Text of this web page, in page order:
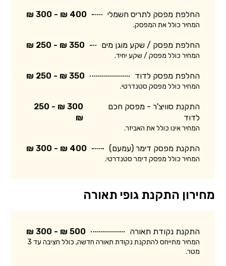
החלפת מפסק לתריס חשמלי 400 ₪ - 300 ₪
המחיר כולל את המפסק.
החלפת מפסק / שקע מוגן מים 350 ₪ - 250 ₪
המחיר כולל מפסק / שקע יחיד.
החלפת מפסק לדוד 350 ₪ - 250 ₪
המחיר כולל מפסק סטנדרטי.
התקנת סוויצ'ר - מפסק חכם
לדוד
300 ₪ - 250
₪
המחיר אינו כולל את האביזר.
התקנת מפסק דימר (עמעם) 400 ₪ - 300 ₪
המחיר כולל מפסק דימר סטנדרטי.
מחירון התקנת גופי תאורה
התקנת נקודת תאורה 500 ₪ - 300 ₪
המחיר מתייחס להתקנת נקודת תאורה חדשה, כולל חציבה עד 3
מטר.